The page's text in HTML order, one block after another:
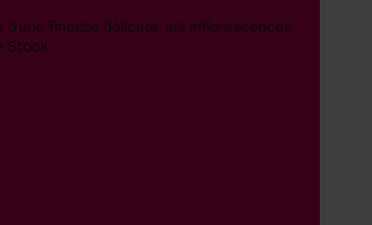
finesse délicate, les inflorescences
Stock